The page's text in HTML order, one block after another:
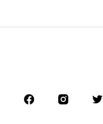
Jupes
Accessoires